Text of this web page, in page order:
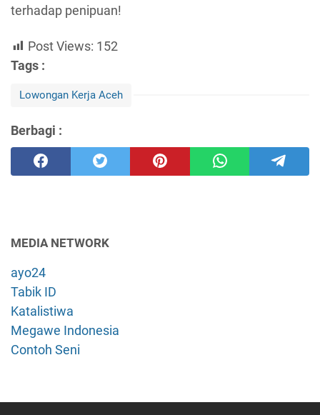
terhadap penipuan!
Post Views: 152
Tags :
Lowongan Kerja Aceh
Berbagi :
MEDIA NETWORK
ayo24
Tabik ID
Katalistiwa
Megawe Indonesia
Contoh Seni